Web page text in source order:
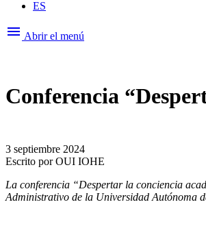
ES
menu Abrir el menú
Conferencia
3 septiembre 2024
Escrito porOUI IOHE
La conferencia “Despertar la conciencia
Administrativo de la Universidad Autónoma